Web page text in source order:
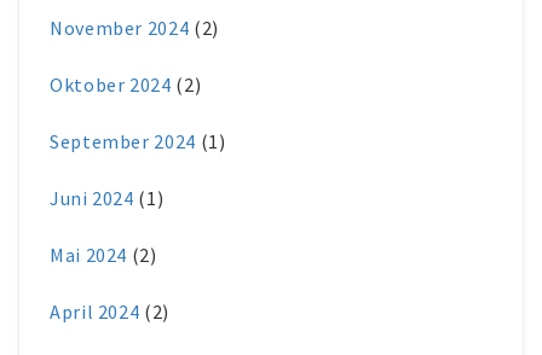
November 2024 (2)
Oktober 2024 (2)
September 2024 (1)
Juni 2024 (1)
Mai 2024 (2)
April 2024 (2)